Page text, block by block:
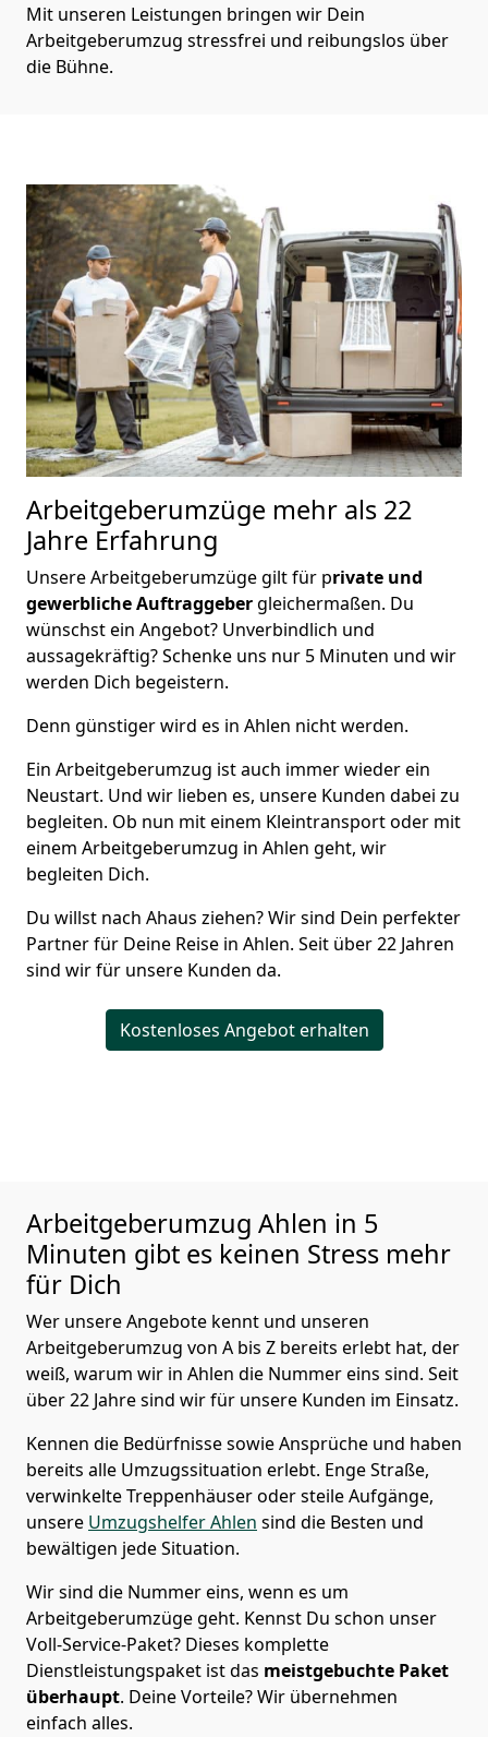
Mit unseren Leistungen bringen wir Dein
Arbeitgeberumzug stressfrei und reibungslos über
die Bühne.
Arbeitgeberumzüge mehr als 22
Jahre Erfahrung
Unsere Arbeitgeberumzüge gilt für private und
gewerbliche Auftraggebergleichermaßen. Du
wünschst ein Angebot? Unverbindlich und
aussagekräftig? Schenke uns nur 5 Minuten und wir
werden Dich begeistern.
Denn günstiger wird es in Ahlen nicht werden.
Ein Arbeitgeberumzug ist auch immer wieder ein
Neustart. Und wir lieben es, unsere Kunden dabei zu
begleiten. Ob nun mit einem Kleintransport oder mit
einem Arbeitgeberumzug in Ahlen geht, wir
begleiten Dich.
Du willst nach Ahaus ziehen? Wir sind Dein perfekter
Partner für Deine Reise in Ahlen. Seit über 22 Jahren
sind wir für unsere Kunden da.
Kostenloses Angebot erhalten
Arbeitgeberumzug Ahlen in 5
Minuten gibt es keinen Stress mehr
für Dich
Wer unsere Angebote kennt und unseren
Arbeitgeberumzug von A bis Z bereits erlebt hat, der
weiß, warum wir in Ahlen die Nummer eins sind. Seit
über 22 Jahre sind wir für unsere Kunden im Einsatz.
Kennen die Bedürfnisse sowie Ansprüche und haben
bereits alle Umzugssituation erlebt. Enge Straße,
verwinkelte Treppenhäuser oder steile Aufgänge,
unsere Umzugshelfer Ahlen sind die Besten und
bewältigen jede Situation.
Wir sind die Nummer eins, wenn es um
Arbeitgeberumzüge geht. Kennst Du schon unser
Voll-Service-Paket? Dieses komplette
Dienstleistungspaket ist das meistgebuchte Paket
überhaupt. Deine Vorteile? Wir übernehmen
einfach alles.